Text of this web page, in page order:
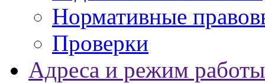
Нормативные
Проверки
Адреса и режим работы